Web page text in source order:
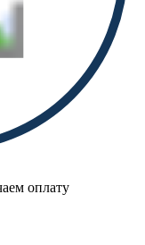
оплату